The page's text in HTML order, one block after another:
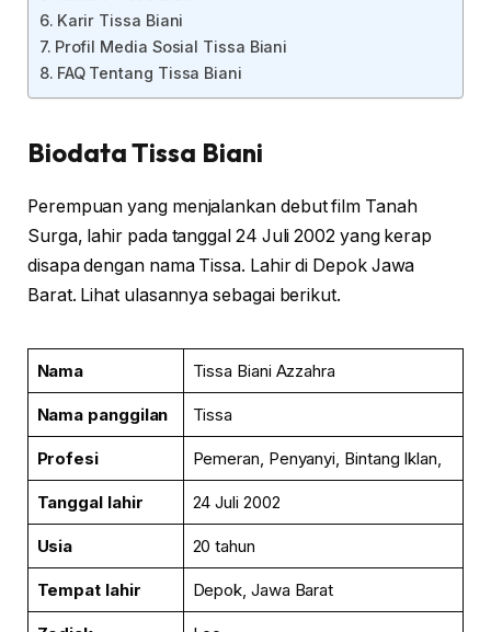
Karir Tissa Biani
Profil Media Sosial Tissa Biani
FAQ Tentang Tissa Biani
Biodata Tissa Biani
Perempuan yang menjalankan debut film Tanah
Surga, lahir pada tanggal 24 Juli 2002 yang kerap
disapa dengan nama Tissa. Lahir di Depok Jawa
Barat. Lihat ulasannya sebagai berikut.
Nama Tissa Biani Azzahra
Nama panggilan Tissa
Profesi Pemeran, Penyanyi, Bintang Iklan,
Tanggal lahir 24 Juli 2002
Usia 20 tahun
Tempat lahir Depok, Jawa Barat